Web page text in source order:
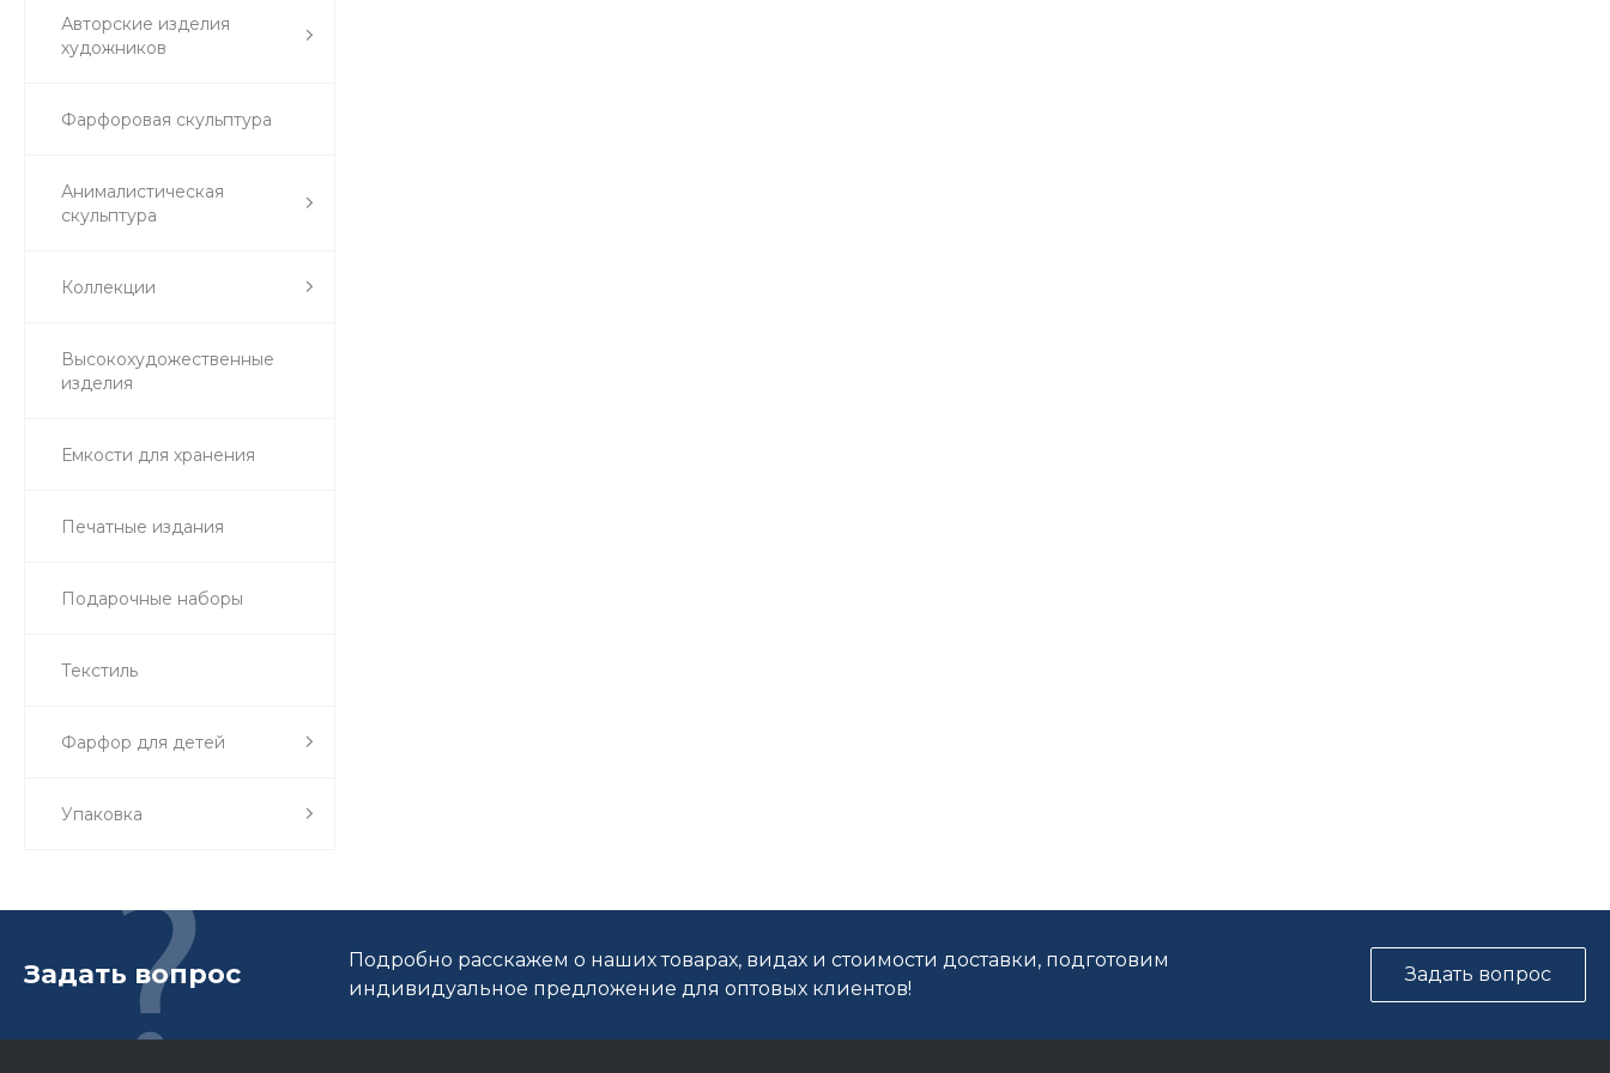
Авторские изделия
художников
Фарфоровая скульптура
Анималистическая
скульптура
Коллекции
Высокохудожественные
изделия
Емкости для хранения
Печатные издания
Подарочные наборы
Текстиль
Фарфор для детей
Упаковка
Задать вопрос
Подробно расскажем о наших товарах, видах и стоимости доставки, подготовим
индивидуальное предложение для оптовых клиентов!
Задать вопрос